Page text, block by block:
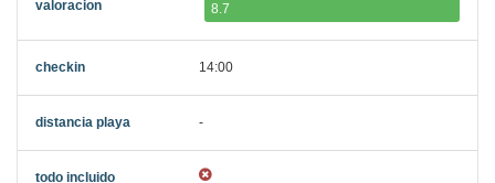
8.7
14:00
-